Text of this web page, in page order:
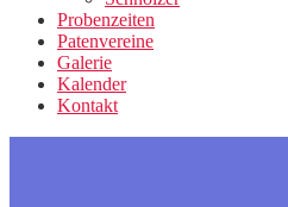
Probenzeiten
Patenvereine
Galerie
Kalender
Kontakt